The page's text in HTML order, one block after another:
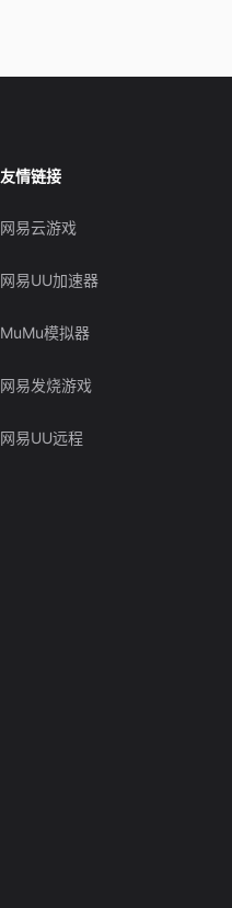
友情链接
网易云游戏
网易UU加速器
MuMu模拟器
网易发烧游戏
网易UU远程